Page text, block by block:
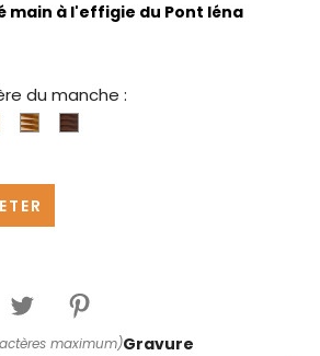
main à l'effigie du Pont Iéna
du manche :
Pistachier
Gravure
maximum)